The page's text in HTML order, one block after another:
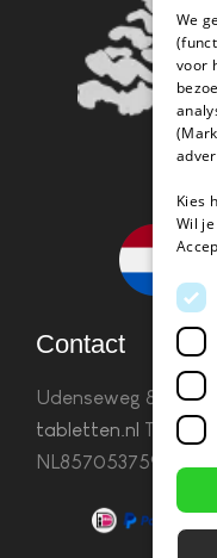
Contact
Udenseweg 8B
tabletten.nl Tel.
NL857053759B01
We
voor
Kies
Wil